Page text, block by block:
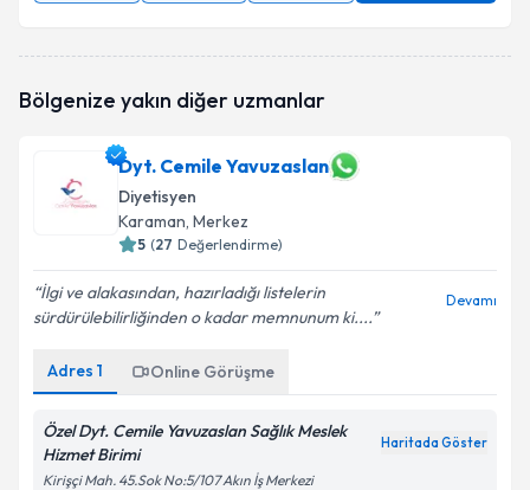
Bölgenize yakın diğer uzmanlar
Dyt. Cemile Yavuzaslan
Diyetisyen
Karaman, Merkez
5 (27 Değerlendirme)
İlgi ve alakasından, hazırladığı listelerin
sürdürülebilirliğinden o kadar memnunum ki....
Devamı
Adres 1 Online Görüşme
Özel Dyt. Cemile Yavuzaslan Sağlık Meslek
Hizmet Birimi
Haritada Göster
Kirişçi Mah. 45.Sok No:5/107 Akın İş Merkezi